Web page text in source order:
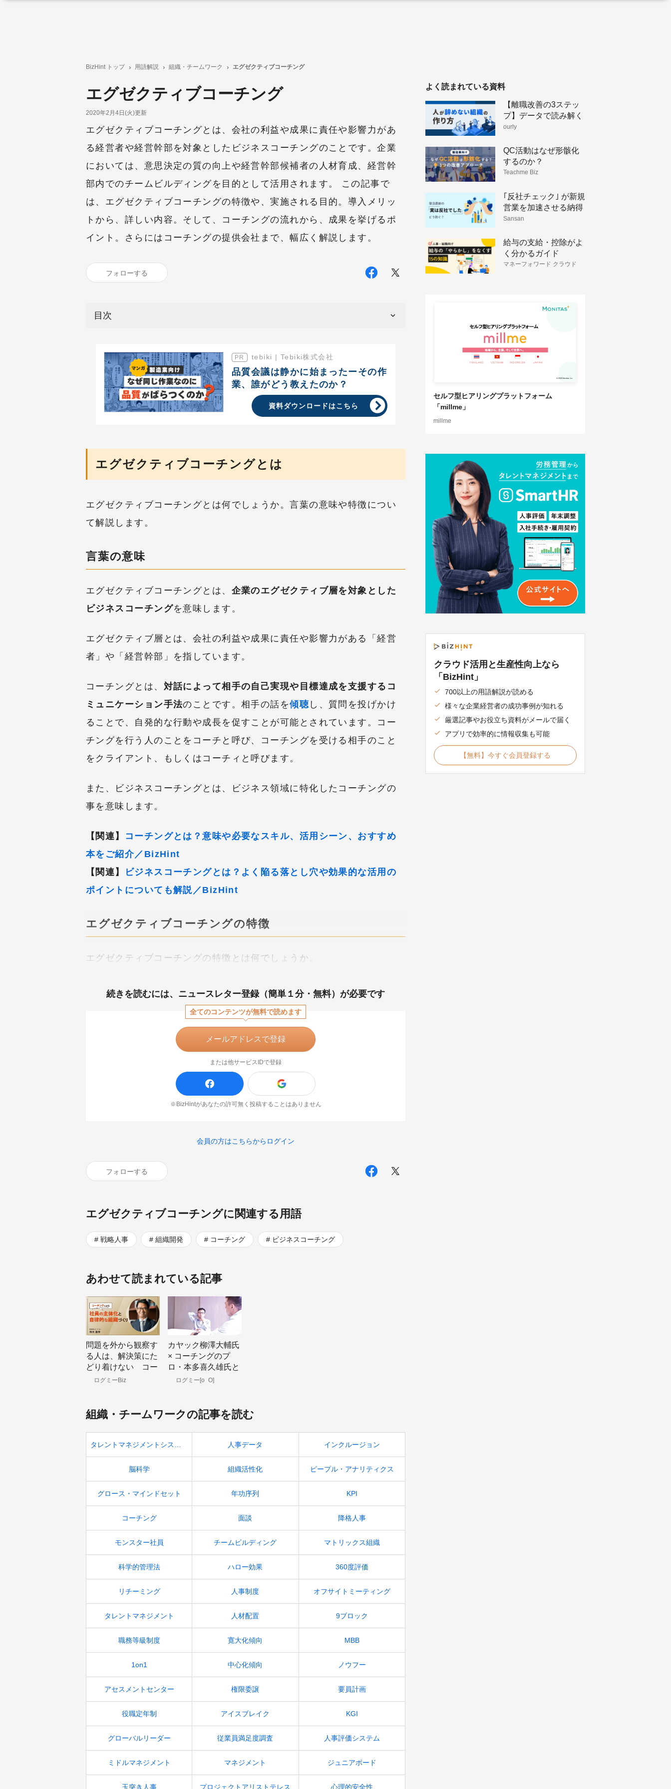
BizHint トップ 用語解説 組織・チームワーク エグゼクティブコーチング
エグゼクティブコーチング
2020年2月4日(火)更新
エグゼクティブコーチングとは、会社の利益や成果に責任や影響力があ
る経営者や経営幹部を対象としたビジネスコーチングのことです。企業
においては、意思決定の質の向上や経営幹部候補者の人材育成、経営幹
部内でのチームビルディングを目的として活用されます。 この記事で
は、エグゼクティブコーチングの特徴や、実施される目的。導入メリッ
トから、詳しい内容。そして、コーチングの流れから、成果を挙げるポ
イント。さらにはコーチングの提供会社まで、幅広く解説します。
フォローする
目次
tebiki | Tebiki株式会社
品質会議は静かに始まったーその作
業、誰がどう教えたのか？
資料ダウンロードはこちら
エグゼクティブコーチングとは
エグゼクティブコーチングとは何でしょうか。言葉の意味や特徴につい
て解説します。
言葉の意味
エグゼクティブコーチングとは、 企業のエグゼクティブ層を対象とした
ビジネスコーチングを意味します。
エグゼクティブ層とは、会社の利益や成果に責任や影響力がある「経営
者」や「経営幹部」を指しています。
コーチングとは、 対話によって相手の自己実現や目標達成を支援するコ
ミュニケーション手法のことです。相手の話を傾聴 し、質問を投げかけ
ることで、自発的な行動や成長を促すことが可能とされています。コー
チングを行う人のことをコーチと呼び、コーチングを受ける相手のこと
をクライアント、もしくはコーチィと呼びます。
また、ビジネスコーチングとは、ビジネス領域に特化したコーチングの
事を意味します。
【関連】
コーチングとは？意味や必要なスキル、活用シーン、おすすめ
本をご紹介／BizHint
【関連】
ビジネスコーチングとは？よく陥る落とし穴や効果的な活用の
ポイントについても解説／BizHint
エグゼクティブコーチングの特徴
エグゼクティブコーチングの特徴とは何でしょうか。
続きを読むには、 ニュースレター登録（簡単１分・無料）が必要です
全てのコンテンツが無料で読めます
メールアドレスで登録
または他サービスIDで登録
※BizHintがあなたの許可無く投稿することはありません
会員の方はこちらからログイン
フォローする
エグゼクティブコーチングに関連する用語
戦略人事 組織開発 コーチング ビジネスコーチング
あわせて読まれている記事
問題を外から観察す
る人は、解決策にた
どり着けない コー
チングの第一人者が
ログミーBiz
カヤック柳澤大輔氏
× コーチングのプ
ロ・本多喜久雄氏と
考える、「経営者の
ログミー[o_O]
組織・チームワークの記事を読む
人事データ インクルージョン
脳科学 組織活性化 ピープル・アナリティクス
グロース・マインドセット 年功序列 KPI
コーチング 面談 降格人事
モンスター社員 チームビルディング マトリックス組織
科学的管理法 ハロー効果 360度評価
リチーミング 人事制度 オフサイトミーティング
タレントマネジメント 人材配置 9ブロック
職務等級制度 寛大化傾向 MBB
1on1 中心化傾向 ノウフー
アセスメントセンター 権限委譲 要員計画
役職定年制 アイスブレイク KGI
グローバルリーダー 従業員満足度調査 人事評価システム
ミドルマネジメント マネジメント ジュニアボード
玉突き人事 プロジェクトアリストテレス 心理的安全性
よく読まれている資料
【離職改善の3ステッ
プ】データで読み解く
人が辞めない組織のつ
ourly
QC活動はなぜ形骸化
するのか？
Teachme Biz
｢反社チェック｣ が新規
営業を加速させる納得
理由
Sansan
給与の支給・控除がよ
く分かるガイド
マネーフォワード クラウド
セルフ型ヒアリングプラットフォーム
「millme」
millme
クラウド活用と生産性向上なら
「BizHint」
700以上の用語解説が読める
様々な企業経営者の成功事例が知れる
厳選記事やお役立ち資料がメールで届く
アプリで効率的に情報収集も可能
【無料】今すぐ会員登録する